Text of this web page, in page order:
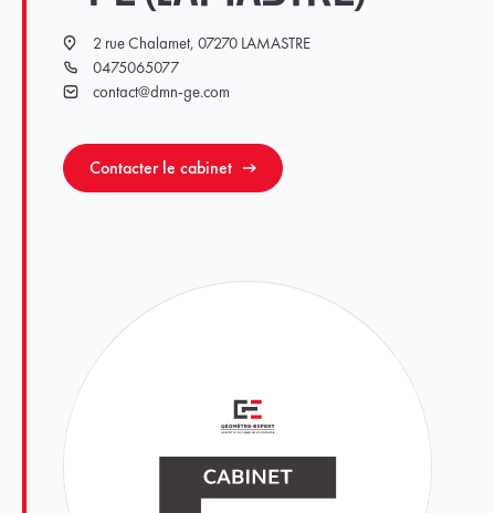
Localisation
2 rue Chalamet, 07270 LAMASTRE
Téléphone0475065077
Emailcontact@dmn-ge.com
Contacter le cabinet